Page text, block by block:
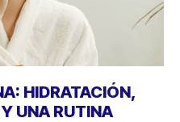
HIDRATACIÓN,
UNA RUTINA